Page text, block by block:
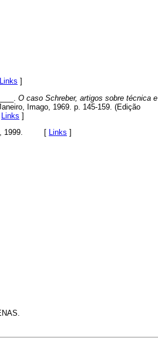
Links ]
O caso Schreber, artigos sobre técnica e
Imago, 1969. p. 145-159. (Edição
Links ]
1999. [ Links ]